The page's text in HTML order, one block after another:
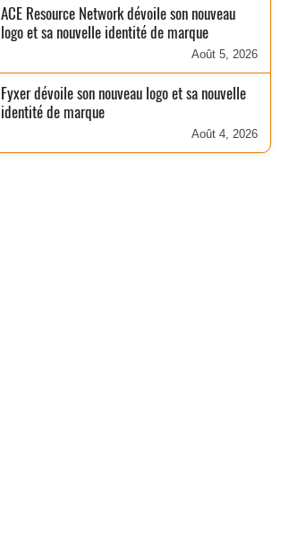
ACE Resource Network dévoile son nouveau
logo et sa nouvelle identité de marque
Août 5, 2026
Fyxer dévoile son nouveau logo et sa nouvelle
identité de marque
Août 4, 2026